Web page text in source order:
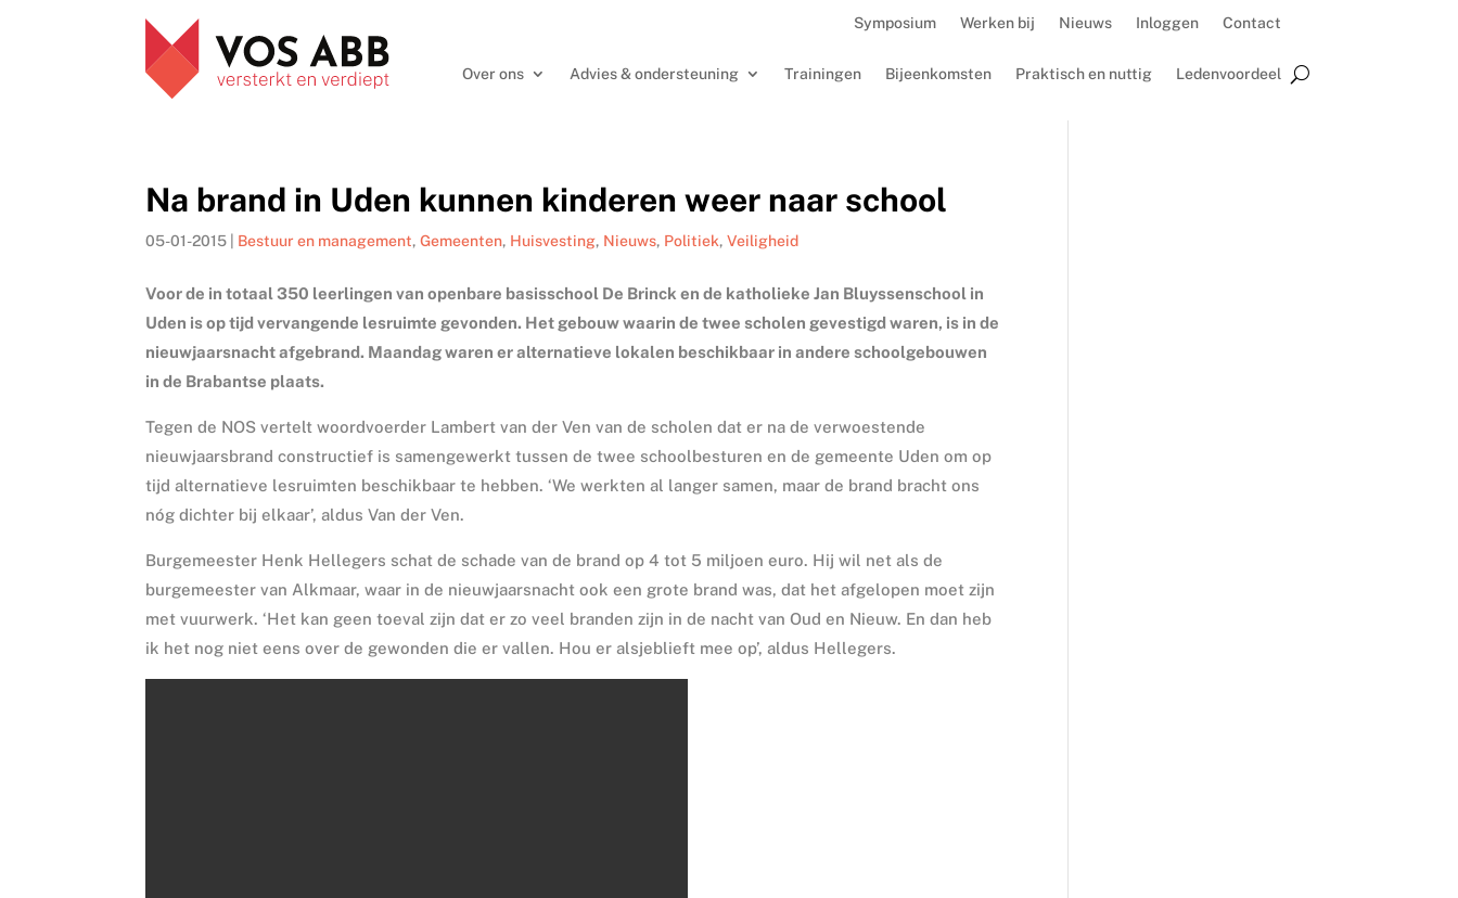
Symposium Werken bij Nieuws Inloggen Contact
Over ons Advies & ondersteuning Trainingen Bijeenkomsten Praktisch en nuttig Ledenvoordeel
Na brand in Uden kunnen kinderen weer naar school
05-01-2015 Bestuur en management,Gemeenten, Huisvesting, Nieuws, Politiek,Veiligheid
Voor de in totaal 350 leerlingen van openbare basisschool De Brinck en de katholieke Jan Bluyssenschool in
Uden is op tijd vervangende lesruimte gevonden. Het gebouw waarin de twee scholen gevestigd waren, is in de
nieuwjaarsnacht afgebrand. Maandag waren er alternatieve lokalen beschikbaar in andere schoolgebouwen
in de Brabantse plaats.
Tegen de NOS vertelt woordvoerder Lambert van der Ven van de scholen dat er na de verwoestende
nieuwjaarsbrand constructief is samengewerkt tussen de twee schoolbesturen en de gemeente Uden om op
tijd alternatieve lesruimten beschikbaar te hebben. ‘We werkten al langer samen, maar de brand bracht ons
nóg dichter bij elkaar’, aldus Van der Ven.
Burgemeester Henk Hellegers schat de schade van de brand op 4 tot 5 miljoen euro. Hij wil net als de
burgemeester van Alkmaar, waar in de nieuwjaarsnacht ook een grote brand was, dat het afgelopen moet zijn
met vuurwerk. ‘Het kan geen toeval zijn dat er zo veel branden zijn in de nacht van Oud en Nieuw. En dan heb
ik het nog niet eens over de gewonden die er vallen. Hou er alsjeblieft mee op’, aldus Hellegers.